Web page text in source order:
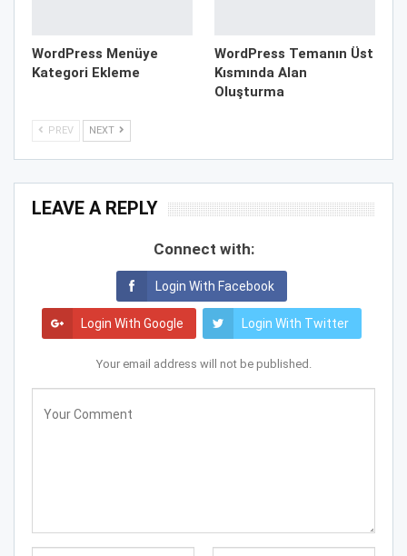
WordPress Menüye
Kategori Ekleme
WordPress Temanın Üst
Kısmında Alan
Oluşturma
PREV NEXT
LEAVE A REPLY
Connect with:
Login With Facebook
Login With Google Login With Twitter
Your email address will not be published.